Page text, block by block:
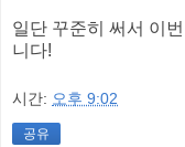
일단 꾸준히 써서 이
니다!
시간: 오후 9:02
공유